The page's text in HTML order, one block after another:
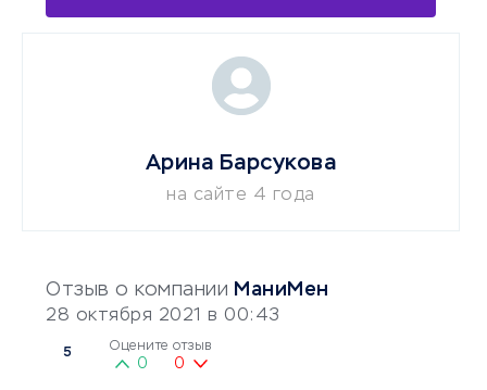
Отзыв о компании МаниМен
28 октября 2021 в 00:43
5 Оцените отзыв
0 0
Арина Барсукова
на сайте 4 года